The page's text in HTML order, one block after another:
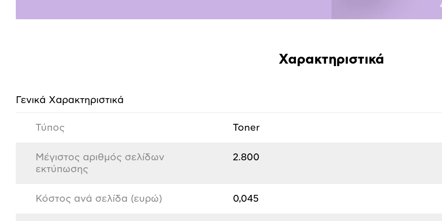
Χαρακτηριστικά
Γενικά Xαρακτηριστικά
Τύπος Toner
Μέγιστος αριθμός σελίδων
εκτύπωσης
2.800
Κόστος ανά σελίδα (ευρώ) 0,045